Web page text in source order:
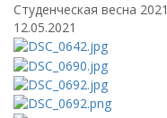
Cтуденческая весна 2021
12.05.2021